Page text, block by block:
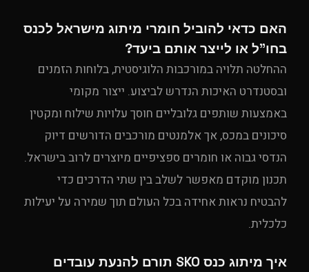
האם כדאי להוביל חומרי מיתוג מישראל לכנס
בחו"ל או לייצר אותם ביעד?
ההחלטה תלויה במורכבות הלוגיסטית, בלוחות הזמנים
ובסטנדרט האיכות הנדרש לביצוע. ייצור מקומי
באמצעות שותפים גלובליים חוסך עלויות שילוח ומקטין
סיכונים במכס, אך אלמנטים מורכבים הדורשים דיוק
הנדסי גבוה או חומרים ספציפיים מיוצרים לרוב בישראל.
תכנון מוקדם מאפשר לשלב בין שתי הדרכים כדי
להבטיח נראות אחידה בכל העולם תוך שמירה על יעילות
כלכלית.
איך מיתוג כנס SKO תורם להנעת עובדים